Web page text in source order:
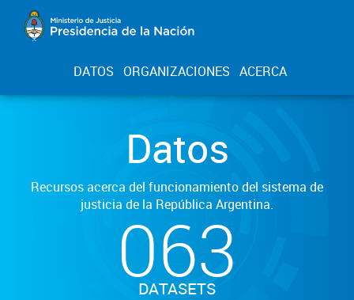
DATOS ORGANIZACIONES ACERCA
Datos
Recursos acerca del funcionamiento del sistema de
justicia de la República Argentina.
063
DATASETS